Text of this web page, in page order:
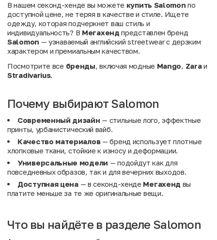
В нашем секонд-хенде вы можете купить Salomon по
доступной цене, не теряя в качестве и стиле. Ищете
одежду, которая подчеркнет ваш стиль и
индивидуальность? В Мегахенд представлен бренд
Salomon — узнаваемый английский streetwear с дерзким
характером и премиальным качеством.
Посмотрите все бренды, включая модные Mango, Zaraи
Stradivarius.
Почему выбирают Salomon
Современный дизайн — стильные лого, эффектные
принты, урбанистический вайб.
Качество материалов— бренд использует плотные
хлопковые ткани, стойкие к износу и деформации.
Универсальные модели — подойдут как для
повседневных образов, так и для вечерних выходов.
Доступная цена— в секонд-хенде Мегахенд вы
платите меньше за те же оригинальные вещи.
Что вы найдёте в разделе Salomon